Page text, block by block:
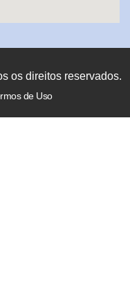
os direitos reservados.
de Uso